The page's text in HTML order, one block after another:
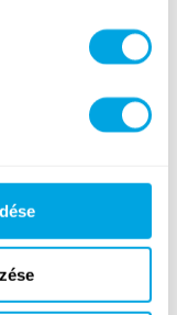
éves,
(2026.
vezetői